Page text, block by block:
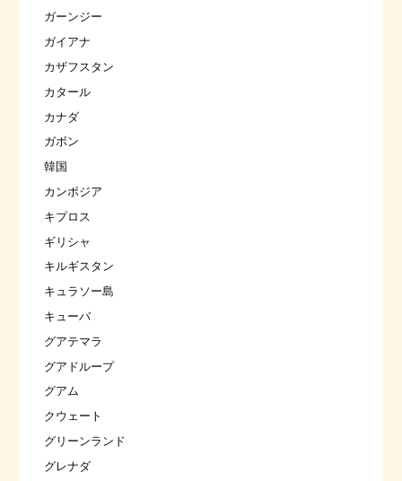
ガーンジー
ガイアナ
カザフスタン
カタール
カナダ
ガボン
韓国
カンボジア
キプロス
ギリシャ
キルギスタン
キュラソー島
キューバ
グアテマラ
グアドループ
グアム
クウェート
グリーンランド
グレナダ